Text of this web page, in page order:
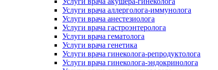
Услуги врача аллерголога-иммунолога
Услуги врача анестезиолога
Услуги врача гастроэнтеролога
Услуги врача гематолога
Услуги врача генетика
Услуги врача гинеколога-репродуктолога
Услуги врача гинеколога-эндокринолога